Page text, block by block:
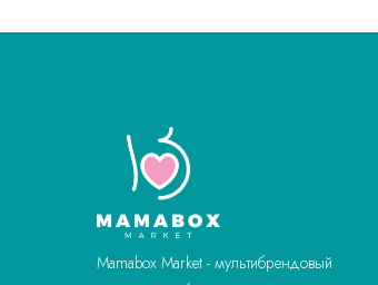
Mamabox Market - мультибрендовый